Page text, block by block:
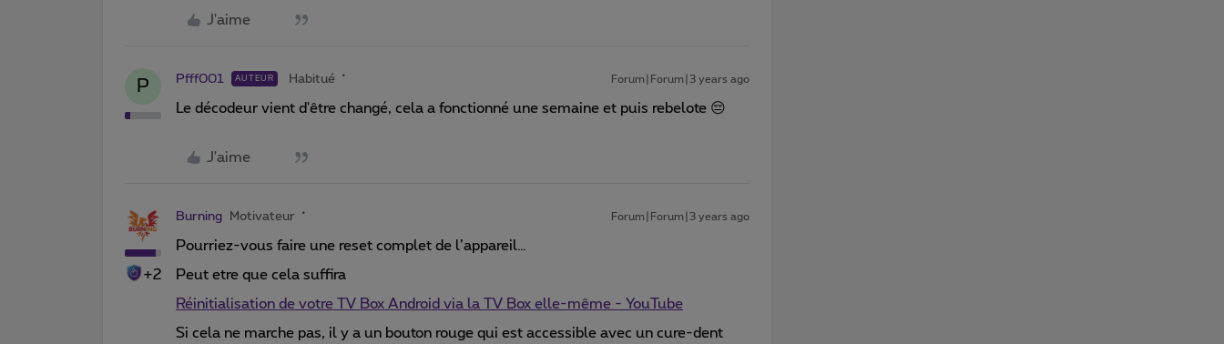
J'aime
P Pfff001 AUTEUR Habitué Forum|Forum|3 years ago
Le décodeur vient d'être changé, cela a fonctionné une semaine et puis rebelote 😔
J'aime
+2
Burning Motivateur Forum|Forum|3 years ago
Pourriez-vous faire une reset complet de l’appareil…
Peut etre que cela suffira
Réinitialisation de votre TV Box Android via la TV Box elle-même - YouTube
Si cela ne marche pas, il y a un bouton rouge qui est accessible avec un cure-dent